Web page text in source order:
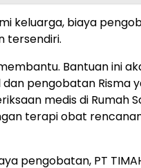
keluarga, biaya
tersendiri.
Bantuan ini
pengobatan Risma
medis di Rumah
terapi obat
pengobatan, PT